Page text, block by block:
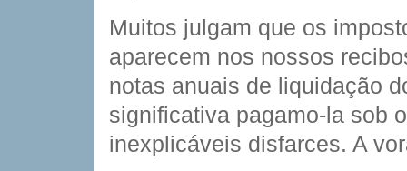
Muitos julgam que os
aparecem nos nossos
notas anuais de liquidação
significativa pagamo-la sob
inexplicáveis disfarces. A